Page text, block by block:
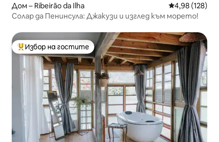
Дом – Ribeirão da Ilha Средна
4,98 (128)
Солар да Пенинсула: Джакузи и изглед към морето!
Най-популярен избор на гостите
Избор на гостите